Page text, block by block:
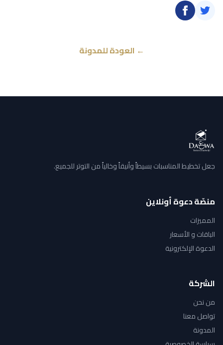
← العودة للمدونة
جعل تخطيط المناسبات بسيطاً وأنيقاً وخالياً من التوتر للجميع.
منصّة دعوة أونلاين
المميزات
الباقات و الأسعار
الدعوة الإلكترونية
الشركة
من نحن
تواصل معنا
المدونة